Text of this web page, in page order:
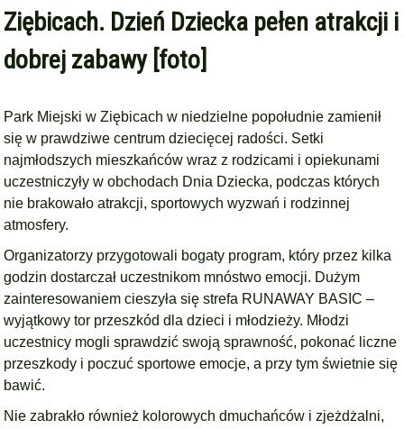
Ziębicach. Dzień Dziecka pełen atrakcji i
dobrej zabawy [foto]
Park Miejski w Ziębicach w niedzielne popołudnie zamienił
się w prawdziwe centrum dziecięcej radości. Setki
najmłodszych mieszkańców wraz z rodzicami i opiekunami
uczestniczyły w obchodach Dnia Dziecka, podczas których
nie brakowało atrakcji, sportowych wyzwań i rodzinnej
atmosfery.
Organizatorzy przygotowali bogaty program, który przez kilka
godzin dostarczał uczestnikom mnóstwo emocji. Dużym
zainteresowaniem cieszyła się strefa RUNAWAY BASIC –
wyjątkowy tor przeszkód dla dzieci i młodzieży. Młodzi
uczestnicy mogli sprawdzić swoją sprawność, pokonać liczne
przeszkody i poczuć sportowe emocje, a przy tym świetnie się
bawić.
Nie zabrakło również kolorowych dmuchańców i zjeżdżalni,